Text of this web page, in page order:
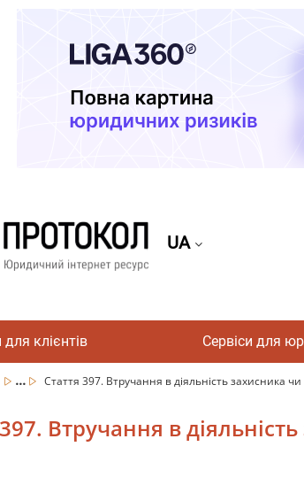
UA
для клієнтів Сервіси для
... Стаття 397. Втручання в діяльність захисника чи
Втручання в